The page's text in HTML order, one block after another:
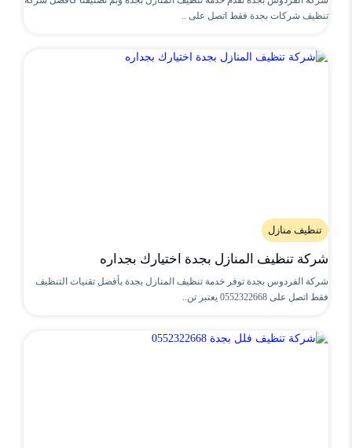
تنظيف شركات بجدة فقط اتصل على ..
تنظيف منازل
شركة تنظيف المنازل بجدة اختيارك بجداره
شركة الفردوس بجدة توفر خدمة تنظيف المنازل بجدة بأفضل تقنيات التنظيف
فقط اتصل على 0552322668 يعتبر تن..